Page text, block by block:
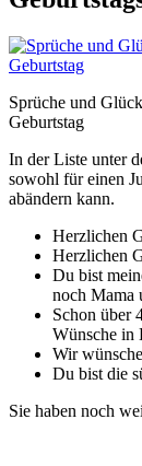
Sprüche und
Geburtstag
In der Liste unter
sowohl für einen
abändern kann.
Herzlichen
Herzlichen
Du bist
noch Mama
Schon über
Wünsche in
Wir
Du bist die
Sie haben noch